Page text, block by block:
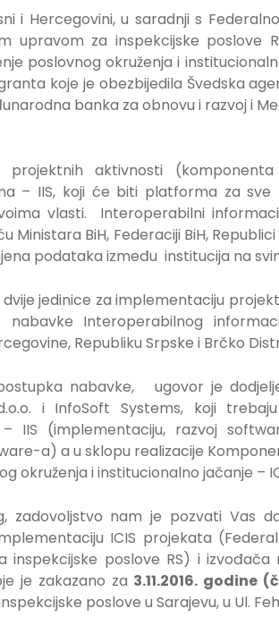
i Hercegovini, u saradnji s
upravom za inspekcijske poslove
poslovnog okruženja i
koje je obezbijedila Švedska
banka za obnovu i razvoj i
projektnih aktivnosti
– IIS, koji će biti platforma za
vlasti. Interoperabilni
Ministara BiH, Federaciji BiH,
podataka između institucija na
jedinice za implementaciju
nabavke Interoperabilnog
Republiku Srpske i Brčko
nabavke, ugovor je
i InfoSoft Systems, koji
IIS (implementaciju, razvoj
a) a u sklopu realizacije
okruženja i institucionalno jačanje –
zadovoljstvo nam je pozvati Vas
ICIS projekata
inspekcijske poslove RS) i izvođača
je zakazano za 3.11.2016. godine
poslove u Sarajevu, u Ul.